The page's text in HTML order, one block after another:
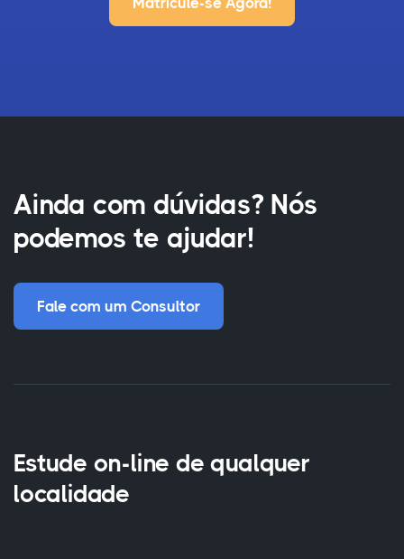
Ainda com dúvidas? Nós
podemos te ajudar!
Fale com um Consultor
Estude on-line de qualquer
localidade